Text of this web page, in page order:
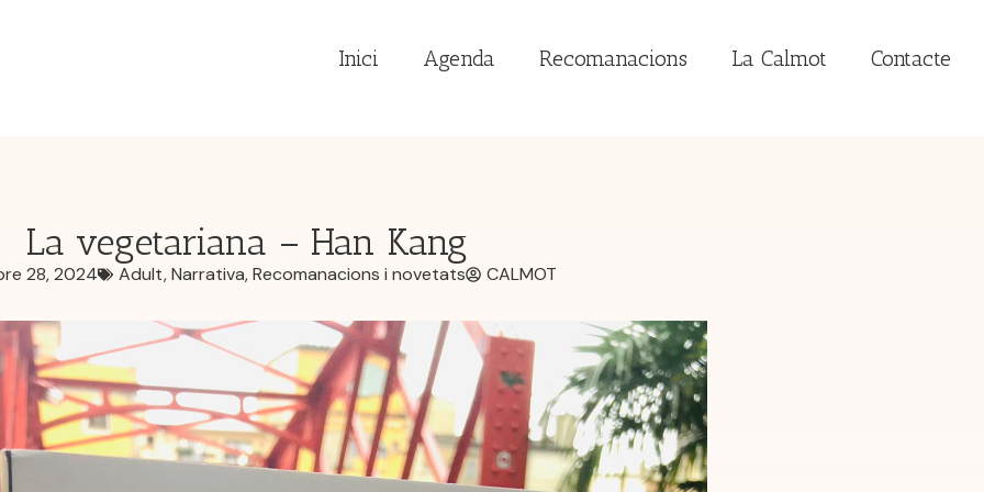
Inici Agenda Recomanacions La Calmot Contacte
La vegetariana – Han Kang
28, 2024 Adult,Narrativa,Recomanacions i novetats CALMOT